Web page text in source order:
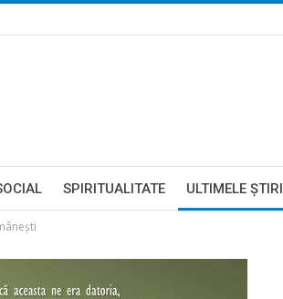
SPIRITUALITATE ULTIMELE ŞTIRI